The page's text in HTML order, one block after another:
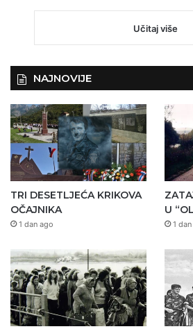
Učitaj više
NAJNOVIJE
TRI DESETLJEĆA KRIKOVA
OČAJNIKA
1 dan ago
U
1